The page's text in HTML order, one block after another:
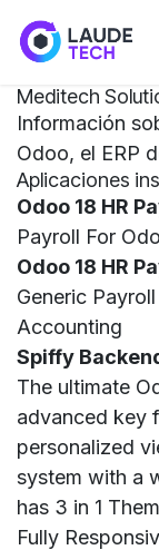
Meditech
Información
Odoo, el ERP
Aplicaciones
Odoo 18 HR
Payroll For
Odoo 18 HR
Generic
Accounting
Spiffy
The ultimate
advanced key
personalized
system with a
has 3 in 1
Fully